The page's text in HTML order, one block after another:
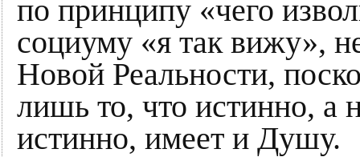
по принципу «чего
социуму «я так вижу»,
Новой Реальности,
лишь то, что истинно, а
истинно, имеет и Душу.